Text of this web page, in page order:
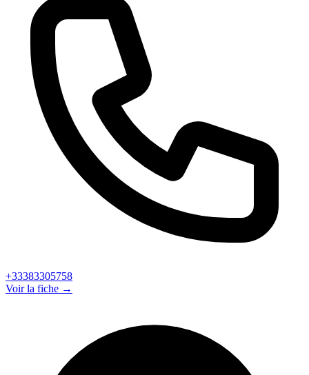
+33383305758
Voir la fiche →